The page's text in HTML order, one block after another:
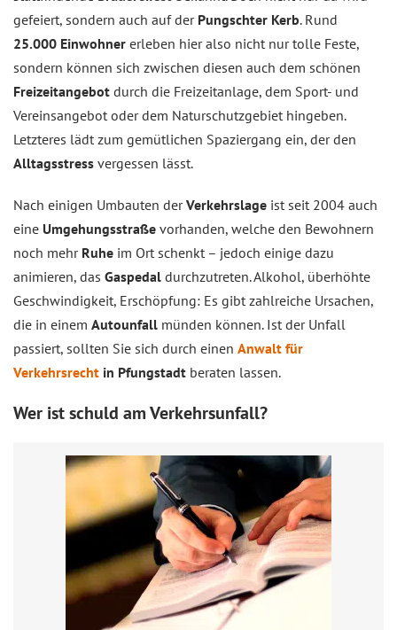
gefeiert, sondern auch auf der Pungschter Kerb. Rund
25.000 Einwohner erleben hier also nicht nur tolle Feste,
sondern können sich zwischen diesen auch dem schönen
Freizeitangebot durch die Freizeitanlage, dem Sport- und
Vereinsangebot oder dem Naturschutzgebiet hingeben.
Letzteres lädt zum gemütlichen Spaziergang ein, der den
Alltagsstress vergessen lässt.
Nach einigen Umbauten derVerkehrslage ist seit 2004 auch
eine Umgehungsstraße vorhanden, welche den Bewohnern
noch mehr Ruhe im Ort schenkt – jedoch einige dazu
animieren, das Gaspedal durchzutreten. Alkohol, überhöhte
Geschwindigkeit, Erschöpfung: Es gibt zahlreiche Ursachen,
die in einem Autounfall münden können. Ist der Unfall
passiert, sollten Sie sich durch einen Anwalt für
Verkehrsrecht in Pfungstadt beraten lassen.
Wer ist schuld am Verkehrsunfall?